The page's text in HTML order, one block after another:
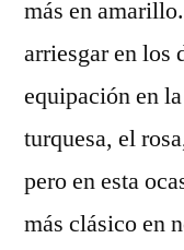
más en
arriesgar en los
equipación en
turquesa, el
pero en esta
más clásico en